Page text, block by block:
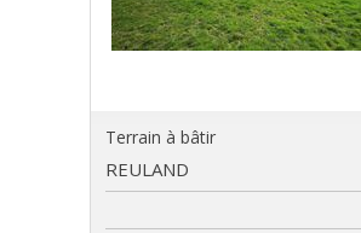
Terrain à bâtir
REULAND